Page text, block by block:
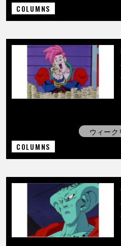
COLUMNS
ウィー
COLUMNS